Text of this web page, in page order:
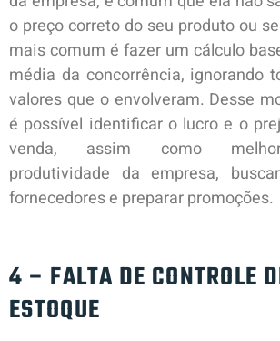
o preço correto do seu produto ou
mais comum é fazer um cálculo
média da concorrência, ignorando
valores que o envolveram. Desse
é possível identificar o lucro e o
venda, assim como
produtividade da empresa,
fornecedores e preparar promoções.
4 – FALTA DE CONTROLE
ESTOQUE